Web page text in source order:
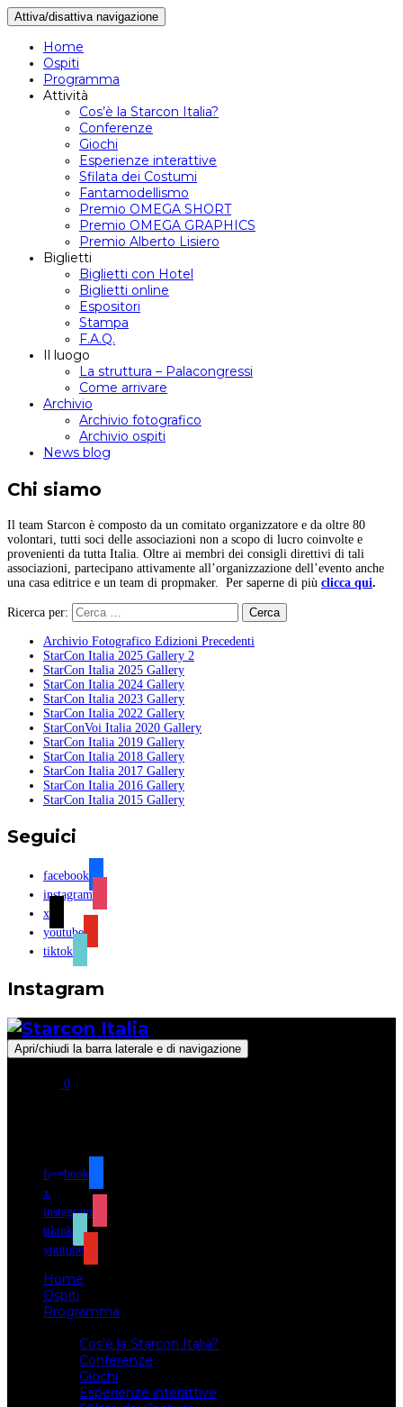
Attiva/disattiva navigazione
Home
Ospiti
Programma
Attività
Cos’è la Starcon Italia?
Conferenze
Giochi
Esperienze interattive
Sfilata dei Costumi
Fantamodellismo
Premio OMEGA SHORT
Premio OMEGA GRAPHICS
Premio Alberto Lisiero
Biglietti
Biglietti con Hotel
Biglietti online
Espositori
Stampa
F.A.Q.
Il luogo
La struttura – Palacongressi
Come arrivare
Archivio
Archivio fotografico
Archivio ospiti
News blog
Chi siamo
Il team Starcon è composto da un comitato organizzatore e da oltre 80
volontari, tutti soci delle associazioni non a scopo di lucro coinvolte e
provenienti da tutta Italia. Oltre ai membri dei consigli direttivi di tali
associazioni, partecipano attivamente all’organizzazione dell’evento anche
una casa editrice e un team di propmaker. Per saperne di più clicca qui.
Ricerca per:
Archivio Fotografico Edizioni Precedenti
StarCon Italia 2025 Gallery 2
StarCon Italia 2025 Gallery
StarCon Italia 2024 Gallery
StarCon Italia 2023 Gallery
StarCon Italia 2022 Gallery
StarConVoi Italia 2020 Gallery
StarCon Italia 2019 Gallery
StarCon Italia 2018 Gallery
StarCon Italia 2017 Gallery
StarCon Italia 2016 Gallery
StarCon Italia 2015 Gallery
Seguici
facebook
instagram
x
youtube
tiktok
Instagram
Apri/chiudi la barra laterale e di navigazione
0
facebook
x
instagram
tiktok
youtube
Home
Ospiti
Programma
Cos’è la Starcon Italia?
Conferenze
Giochi
Esperienze interattive